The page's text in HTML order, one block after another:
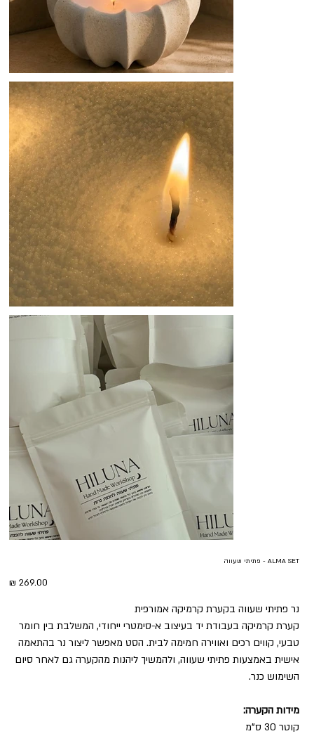
ALMA SET - פתיתי שעווה
נר פתיתי שעווה בקערת קרמיקה אמורפית
קערת קרמיקה בעבודת יד בעיצוב א-סימטרי ייחודי, המשלבת בין חומר
טבעי, קווים רכים ואווירה חמימה לבית. הסט מאפשר ליצור נר בהתאמה
אישית באמצעות פתיתי שעווה, ולהמשיך ליהנות מהקערה גם לאחר סיום
השימוש כנר.
מידות הקערה:
קוטר 30 ס"מ